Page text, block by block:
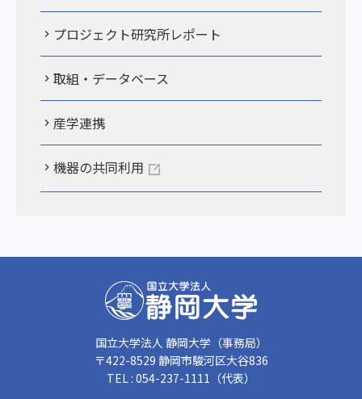
プロジェクト研究所レポート
取組・データベース
産学連携
機器の共同利用
国立大学法人 静岡大学（事務局）
〒422-8529 静岡市駿河区大谷836
TEL : 054-237-1111（代表）